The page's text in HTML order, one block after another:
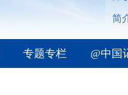
简
专题专栏 @中国